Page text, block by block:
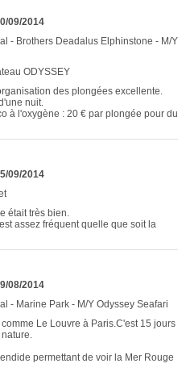
09/2014
- Brothers Deadalus Elphinstone - M/Y
ODYSSEY
des plongées excellente.
nuit.
à l'oxygène : 20 € par plongée pour du
09/2014
était très bien.
assez fréquent quelle que soit la
08/2014
- Marine Park - M/Y Odyssey Seafari
Le Louvre à Paris.C'est 15 jours
permettant de voir la Mer Rouge